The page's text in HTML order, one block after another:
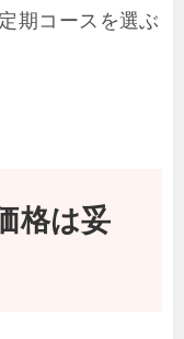
期コースを選ぶ
格は妥